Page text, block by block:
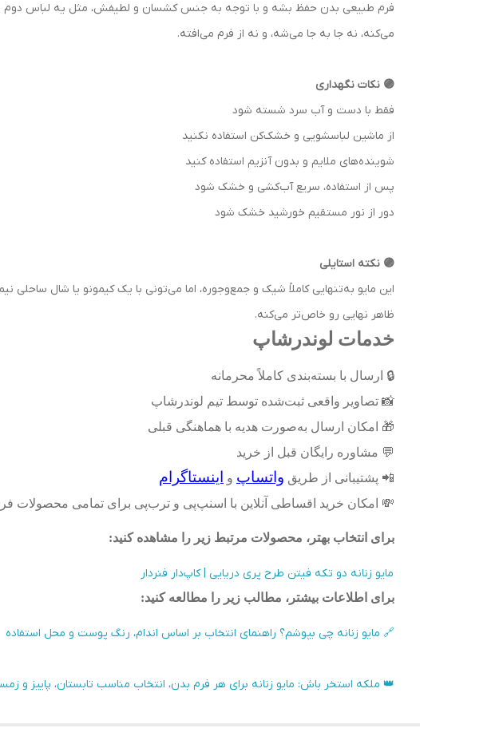
فرم طبیعی بدن حفظ بشه و با توجه به جنس کشسان و لطیفش، مثل یه لباس دوم روی
می‌کنه، نه جا به جا می‌شه، و نه از فرم می‌افته.
🟣 نکات نگهداری
فقط با دست و آب سرد شسته شود
از ماشین لباسشویی و خشک‌کن استفاده نکنید
شوینده‌های ملایم و بدون آنزیم استفاده کنید
پس از استفاده، سریع آب‌کشی و خشک شود
دور از نور مستقیم خورشید خشک شود
🟣 نکته استایلی
این مایو به‌تنهایی کاملاً شیک و جمع‌وجوره، اما می‌تونی با یک کیمونو یا شال
ظاهر نهایی رو خاص‌تر می‌کنه.
خدمات لوندرشاپ
🔒 ارسال با بسته‌بندی کاملاً محرمانه
📸 تصاویر واقعی ثبت‌شده توسط تیم لوندرشاپ
🎁 امکان ارسال به‌صورت هدیه با هماهنگی قبلی
💬 مشاوره رایگان قبل از خرید
📲 پشتیبانی از طریق واتساپ و اینستاگرام
💸 امکان خرید اقساطی آنلاین با اسنپ‌پی و ترب‌پی برای تمامی محصولات
برای انتخاب بهتر، محصولات مرتبط زیر را مشاهده کنید:
مایو زنانه دو تکه فیتن طرح پری دریایی | کاپ‌دار فنردار
برای اطلاعات بیشتر، مطالب زیر را مطالعه کنید:
🔗 مایو زنانه چی بپوشم؟ راهنمای انتخاب بر اساس اندام، رنگ پوست و محل استفاده
👑 ملکه استخر باش: مایو زنانه برای هر فرم بدن، انتخاب مناسب تابستان، پاییز و